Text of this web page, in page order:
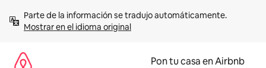
contenidoMostrar en el idioma original
Pon tu casa en Airbnb